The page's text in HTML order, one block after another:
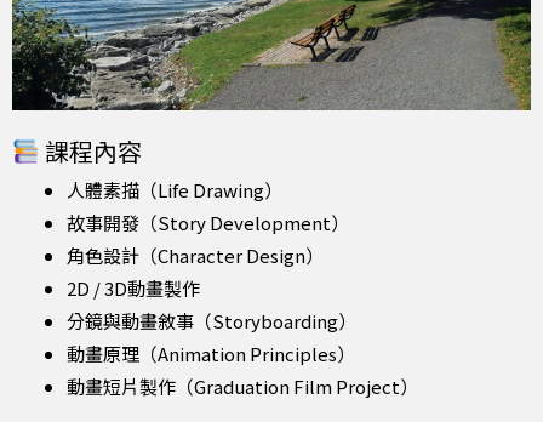
課程內容
人體素描（Life Drawing）
故事開發（Story Development）
角色設計（Character Design）
2D / 3D動畫製作
分鏡與動畫敘事（Storyboarding）
動畫原理（Animation Principles）
動畫短片製作（Graduation Film Project）